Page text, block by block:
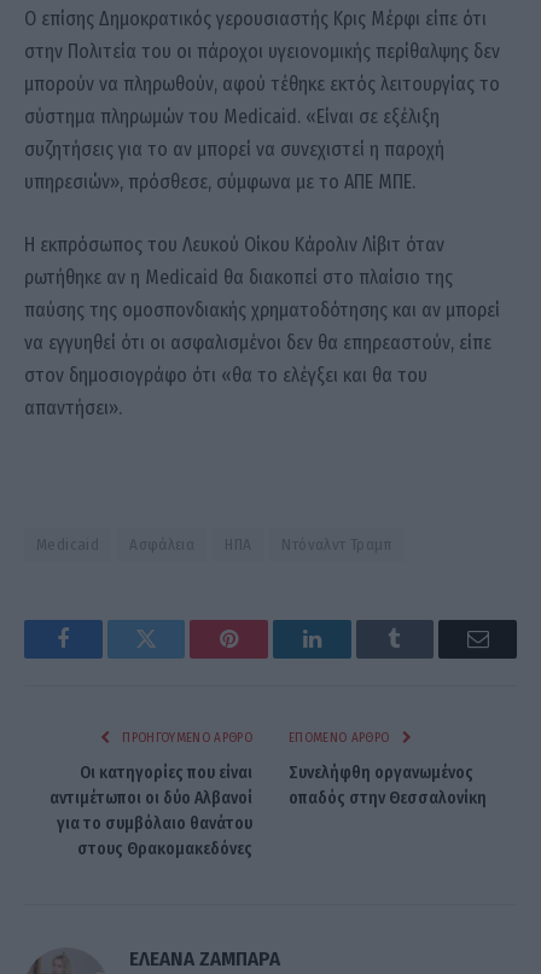
Ο επίσης Δημοκρατικός γερουσιαστής Κρις Μέρφι είπε ότι
στην Πολιτεία του οι πάροχοι υγειονομικής περίθαλψης δεν
μπορούν να πληρωθούν, αφού τέθηκε εκτός λειτουργίας το
σύστημα πληρωμών του Medicaid. «Είναι σε εξέλιξη
συζητήσεις για το αν μπορεί να συνεχιστεί η παροχή
υπηρεσιών», πρόσθεσε, σύμφωνα με το ΑΠΕ ΜΠΕ.
Η εκπρόσωπος του Λευκού Οίκου Κάρολιν Λίβιτ όταν
ρωτήθηκε αν η Medicaid θα διακοπεί στο πλαίσιο της
παύσης της ομοσπονδιακής χρηματοδότησης και αν μπορεί
να εγγυηθεί ότι οι ασφαλισμένοι δεν θα επηρεαστούν, είπε
στον δημοσιογράφο ότι «θα το ελέγξει και θα του
απαντήσει».
Medicaid Ασφάλεια ΗΠΑ Ντόναλντ Τραμπ
FacebookTwitter Pinterest LinkedInTumblr Email
ΠΡΟΗΓΟΎΜΕΝΟ ΆΡΘΡΟ
Οι κατηγορίες που είναι
αντιμέτωποι οι δύο Αλβανοί
για το συμβόλαιο θανάτου
στους Θρακομακεδόνες
ΕΠΌΜΕΝΟ ΆΡΘΡΟ
Συνελήφθη οργανωμένος
οπαδός στην Θεσσαλονίκη
ΕΛΕΑΝΑ ΖΑΜΠΑΡΑ